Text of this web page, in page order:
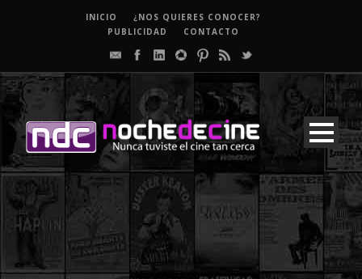
INICIO
¿NOS QUIERES CONOCER?
PUBLICIDAD
CONTACTO